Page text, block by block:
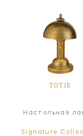
TOTIE
Настольная
Signature